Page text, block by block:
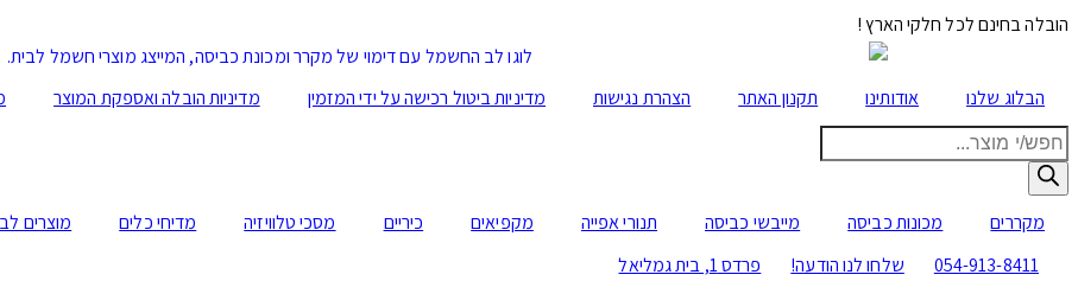
הובלה בחינם לכל חלקי הארץ !
הבלוג שלנו אודותינו תקנון האתר הצהרת נגישות מדיניות ביטול רכישה על ידי המזמין מדיניות הובלה ואספקת המוצר
Products
search
מקררים מכונות כביסה מייבשי כביסה תנורי אפייה מקפיאים כיריים מסכי טלוויזיה מדיחי כלים מוצרים
054-913-8411
שלחו לנו הודעה! פרדס 1, בית גמליאל